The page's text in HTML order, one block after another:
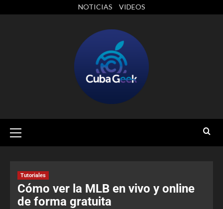
NOTICIAS VIDEOS
Tutoriales
Cómo ver la MLB en vivo y online
de forma gratuita